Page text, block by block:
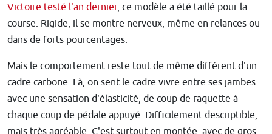
Victoire testé l'an dernier, ce modèle a été taillé pour la
course. Rigide, il se montre nerveux, même en relances ou
dans de forts pourcentages.
Mais le comportement reste tout de même différent d'un
cadre carbone. Là, on sent le cadre vivre entre ses jambes
avec une sensation d'élasticité, de coup de raquette à
chaque coup de pédale appuyé. Difficilement descriptible,
mais très agréable. C'est surtout en montée, avec de gros